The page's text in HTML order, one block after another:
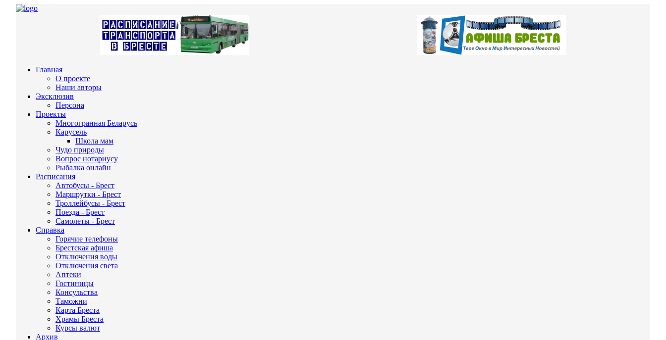
Главная
О проекте
Наши авторы
Эксклюзив
Персона
Проекты
Многогранная Беларусь
Карусель
Школа мам
Чудо природы
Вопрос нотариусу
Рыбалка онлайн
Расписания
Автобусы - Брест
Маршрутки - Брест
Троллейбусы - Брест
Поезда - Брест
Самолеты - Брест
Справка
Горячие телефоны
Брестская афиша
Отключения воды
Отключения света
Аптеки
Гостиницы
Консульства
Таможни
Карта Бреста
Храмы Бреста
Курсы валют
Архив